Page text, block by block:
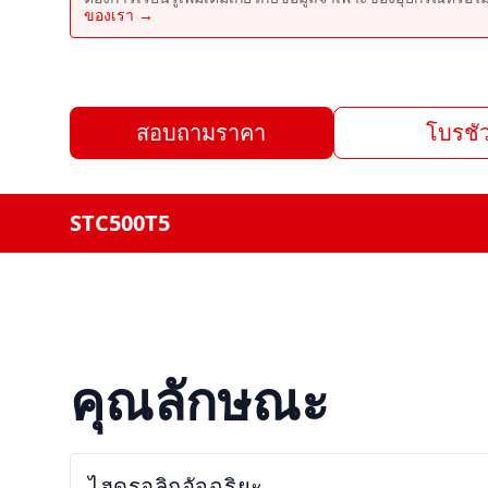
ของเรา →
สอบถามราคา โบรชั
STC500T5
คุณลักษณะ